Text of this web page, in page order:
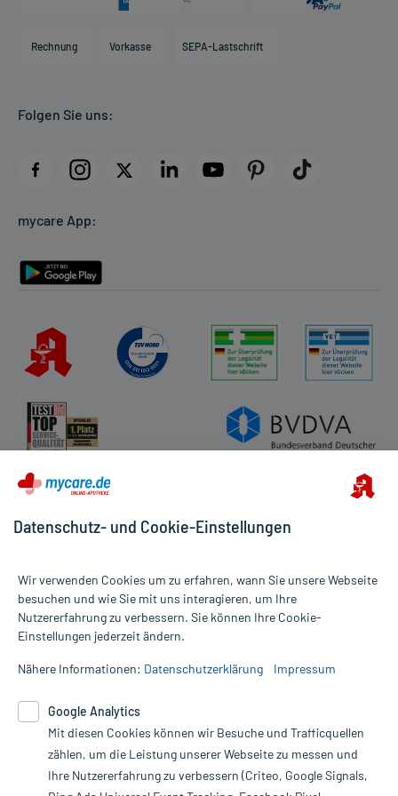
Direktabrechnung PKV
AGB
Datenschutz
Rückgabe/Widerruf
Rechnung Vorkasse SEPA-Lastschrift
Folgen Sie uns:
mycare App:
Alle Preise gelten inkl. MwSt., ggf. zzgl. Versandkosten
Informationen auf dieser Website werden ausschließlich für
die Untersuchung und Behandlung durch einen Arzt. Bitte
Therapien eingeleitet werden können. | Diese Webseite benutzt
Google Analytics. Lesen Sie bitte dazu die wichtigen Hinweise in
unserer Datenschutzerklärung. Für den Widerruf einer Bestellung
nutzen Sie das Formular:
Datenschutz- und Cookie-Einstellungen
Wir verwenden Cookies um zu erfahren, wann Sie unsere Webseite
besuchen und wie Sie mit uns interagieren, um Ihre
Nutzererfahrung zu verbessern. Sie können Ihre Cookie-
Einstellungen jederzeit ändern.
Nähere Informationen: Datenschutzerklärung Impressum
Google Analytics
Mit diesen Cookies können wir Besuche und Trafficquellen
zählen, um die Leistung unserer Webseite zu messen und
Ihre Nutzererfahrung zu verbessern (Criteo, Google Signals,